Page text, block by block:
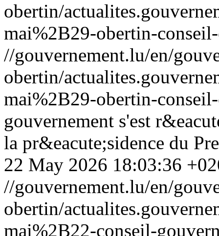
obertin/
mai%2B29-obertin-
//gouvernement.lu/en/
obertin/
mai%2B29-obertin-
gouvernement s'est
la pr&eacute;sidence du
22 May 2026 18:03:36
//gouvernement.lu/en/
obertin/
mai%2B22-conseil-